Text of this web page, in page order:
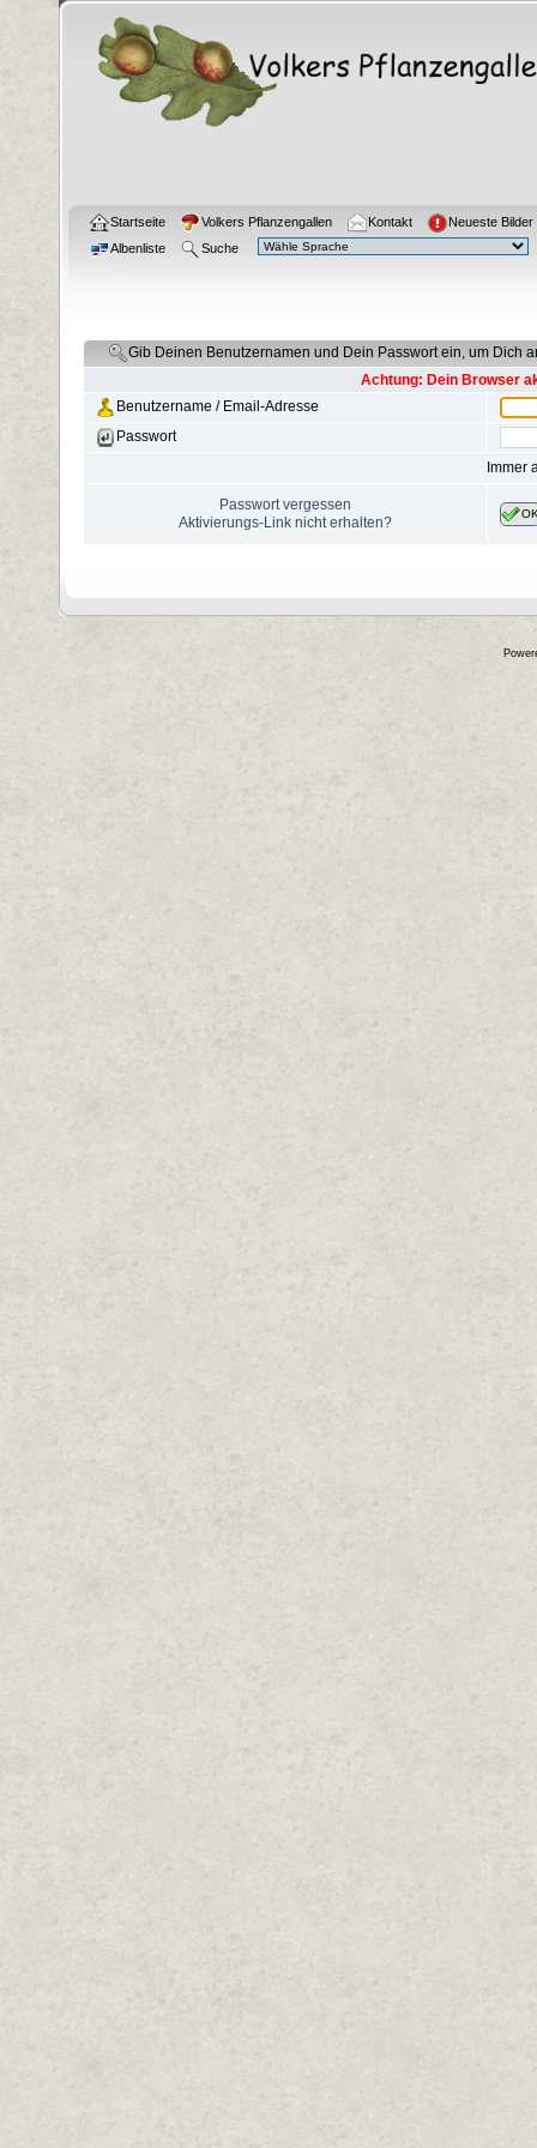
Startseite Volkers Pflanzengallen Kontakt
Neueste Bilder
Albenliste
Suche
Gib Deinen Benutzernamen und Dein Passwort ein, um Dich
Achtung: Dein Browser
Benutzername / Email-Adresse
Passwort
Immer
Passwort vergessen
Aktivierungs-Link nicht erhalten?